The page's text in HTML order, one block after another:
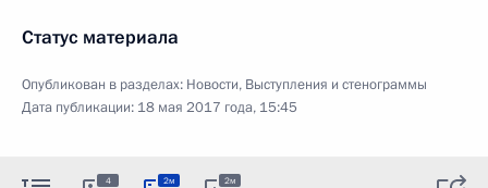
Статус материала
Опубликован в разделах: Новости, Выступления и стенограммы
Дата публикации: 18 мая 2017 года, 15:45
4 2м 2м